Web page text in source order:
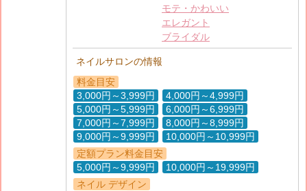
モテ・かわいい
エレガント
ブライダル
ネイルサロンの情報
料金目安
3,000円～3,999円
4,000円～4,999円
5,000円～5,999円
6,000円～6,999円
7,000円～7,999円
8,000円～8,999円
9,000円～9,999円
10,000円～10,999円
定額プラン料金目安
5,000円～9,999円
10,000円～19,999円
ネイル デザイン